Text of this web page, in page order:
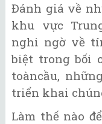
Đánh giá về
khu vực
nghi ngờ về
biệt trong bối
toàncầu,
triển khai
Làm thế nào